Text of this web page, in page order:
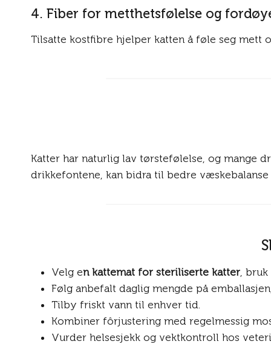
4. Fiber for metthetsfølelse og
Tilsatte kostfibre hjelper katten å føle seg mett
Katter har naturlig lav tørstefølelse, og mange
drikkefontene, kan bidra til bedre
Velg en kattemat for steriliserte katter ,
Følg anbefalt daglig mengde på
Tilby friskt vann til enhver tid.
Kombiner fôrjustering med regelmessig
Vurder helsesjekk og vektkontroll hos